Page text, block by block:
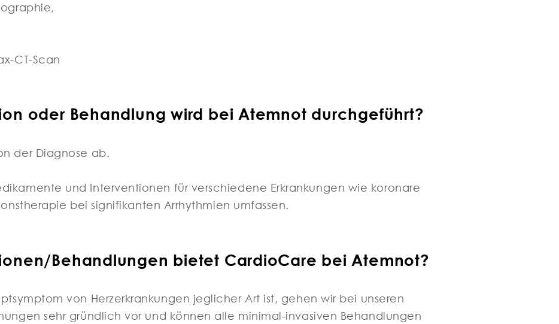
CT-Scan
oder Behandlung wird bei Atemnot durchgeführt?
der Diagnose ab.
und Interventionen für verschiedene Erkrankungen wie koronare
bei signifikanten Arrhythmien umfassen.
Behandlungen bietet CardioCare bei Atemnot?
von Herzerkrankungen jeglicher Art ist, gehen wir bei unseren
sehr gründlich vor und können alle minimal-invasiven Behandlungen